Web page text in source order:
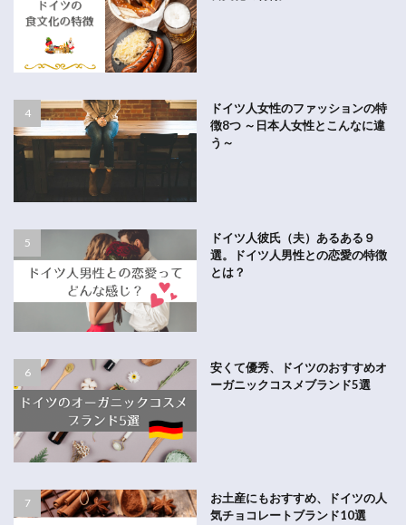
ドイツ人女性のファッションの特
徴8つ ～日本人女性とこんなに違
う～
ドイツ人彼氏（夫）あるある９
選。ドイツ人男性との恋愛の特徴
とは？
安くて優秀、ドイツのおすすめオ
ーガニックコスメブランド5選
お土産にもおすすめ、ドイツの人
気チョコレートブランド10選